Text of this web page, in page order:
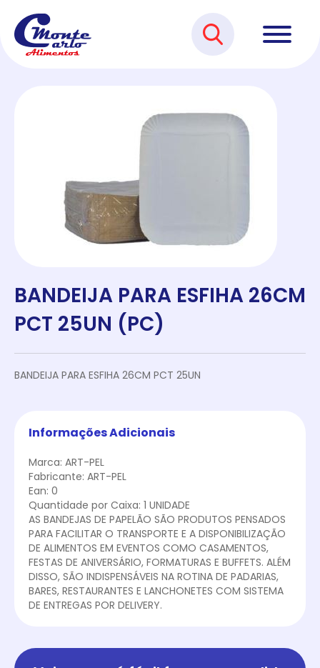
BANDEIJA PARA ESFIHA 26CM
PCT 25UN (PC)
BANDEIJA PARA ESFIHA 26CM PCT 25UN
Informações Adicionais
Marca: ART-PEL
Fabricante: ART-PEL
Ean: 0
Quantidade por Caixa: 1 UNIDADE
AS BANDEJAS DE PAPELÃO SÃO PRODUTOS PENSADOS
PARA FACILITAR O TRANSPORTE E A DISPONIBILIZAÇÃO
DE ALIMENTOS EM EVENTOS COMO CASAMENTOS,
FESTAS DE ANIVERSÁRIO, FORMATURAS E BUFFETS. ALÉM
DISSO, SÃO INDISPENSÁVEIS NA ROTINA DE PADARIAS,
BARES, RESTAURANTES E LANCHONETES COM SISTEMA
DE ENTREGAS POR DELIVERY.